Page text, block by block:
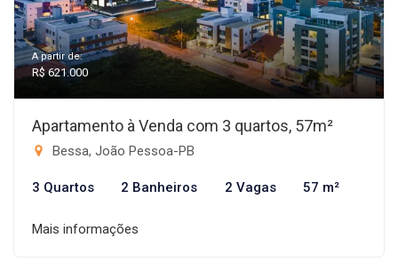
A partir de:
R$ 621.000
Apartamento à Venda com 3 quartos, 57m²
Bessa, João Pessoa-PB
3 Quartos 2 Banheiros 2 Vagas 57 m²
Mais informações